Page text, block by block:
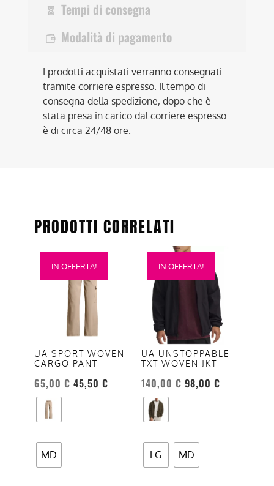
Tempi di consegna
Modalità di pagamento
I prodotti acquistati verranno consegnati
tramite corriere espresso. Il tempo di
consegna della spedizione, dopo che è
stata presa in carico dal corriere espresso
è di circa 24/48 ore.
PRODOTTI CORRELATI
IN OFFERTA!
UA SPORT WOVEN
CARGO PANT
65,00€ 45,50 €
MD
Questo
prodotto
varianti.
opzioni
possono
essere
scelte
nella
del
prodotto
IN OFFERTA!
UA UNSTOPPABLE
TXT WOVEN JKT
140,00€ 98,00 €
LG MD
Questo
prodotto
più
varianti.
opzioni
possono
essere
scelte
nella
del
prodotto